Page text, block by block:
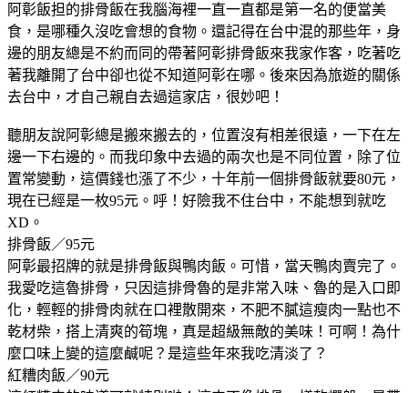
阿彰飯担的排骨飯在我腦海裡一直一直都是第一名的便當美
食，是哪種久沒吃會想的食物。還記得在台中混的那些年，身
邊的朋友總是不約而同的帶著阿彰排骨飯來我家作客，吃著吃
著我離開了台中卻也從不知道阿彰在哪。後來因為旅遊的關係
去台中，才自己親自去過這家店，很妙吧！
聽朋友說阿彰總是搬來搬去的，位置沒有相差很遠，一下在左
邊一下右邊的。而我印象中去過的兩次也是不同位置，除了位
置常變動，這價錢也漲了不少，十年前一個排骨飯就要80元，
現在已經是一枚95元。呼！好險我不住台中，不能想到就吃
XD。
排骨飯／95元
阿彰最招牌的就是排骨飯與鴨肉飯。可惜，當天鴨肉賣完了。
我愛吃這魯排骨，只因這排骨魯的是非常入味、魯的是入口即
化，輕輕的排骨肉就在口裡散開來，不肥不膩這瘦肉一點也不
乾材柴，搭上清爽的筍塊，真是超級無敵的美味！可啊！為什
麼口味上變的這麼鹹呢？是這些年來我吃清淡了？
紅糟肉飯／90元